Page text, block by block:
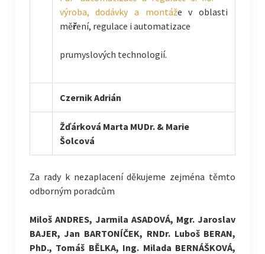
výroba, dodávky a montáže v oblasti
měření, regulace i automatizace
prumyslových technologií.
Czernik Adrián
Žďárková Marta MUDr. & Marie
Šolcová
Za rady k nezaplacení děkujeme zejména těmto
odborným poradcům
Miloš ANDRES, Jarmila ASADOVÁ, Mgr. Jaroslav
BAJER, Jan BARTONÍČEK, RNDr. Luboš BERAN,
PhD., Tomáš BĚLKA, Ing. Milada BERNÁŠKOVÁ,